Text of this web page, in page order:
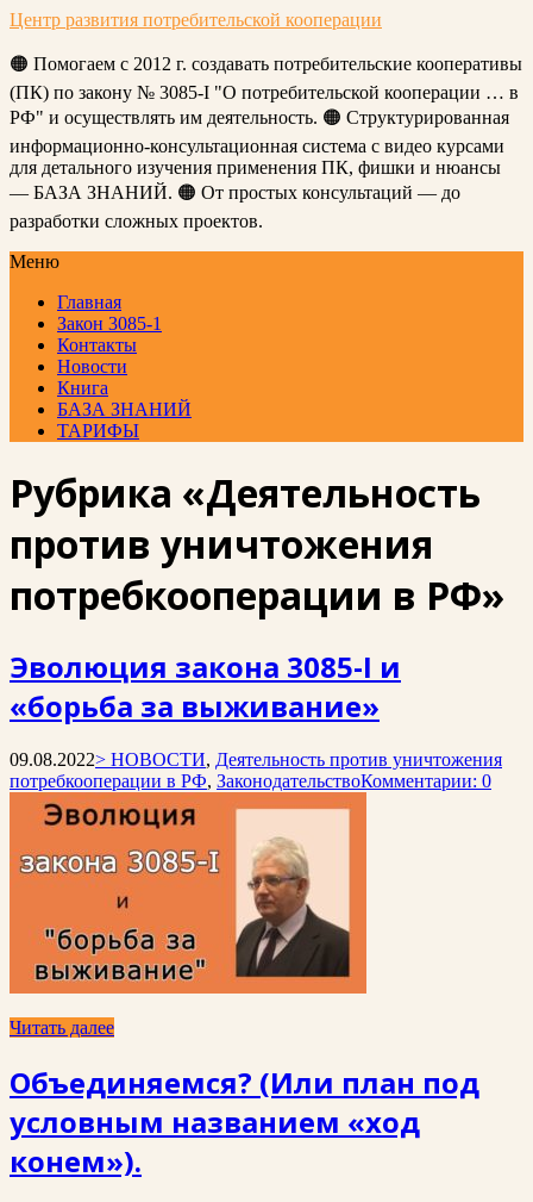
Центр развития потребительской кооперации
🟠 Помогаем с 2012 г. создавать потребительские кооперативы
(ПК) по закону № 3085-I "О потребительской кооперации … в
РФ" и осуществлять им деятельность. 🟠 Структурированная
информационно-консультационная система с видео курсами
для детального изучения применения ПК, фишки и нюансы
— БАЗА ЗНАНИЙ. 🟠 От простых консультаций — до
разработки сложных проектов.
Меню
Главная
Закон 3085-1
Контакты
Новости
Книга
БАЗА ЗНАНИЙ
ТАРИФЫ
Рубрика «Деятельность
против уничтожения
потребкооперации в РФ»
Эволюция закона 3085-I и
«борьба за выживание»
09.08.2022> НОВОСТИ, Деятельность против уничтожения
потребкооперации в РФ, ЗаконодательствоКомментарии: 0
Читать далее
Объединяемся? (Или план под
условным названием «ход
конем»).